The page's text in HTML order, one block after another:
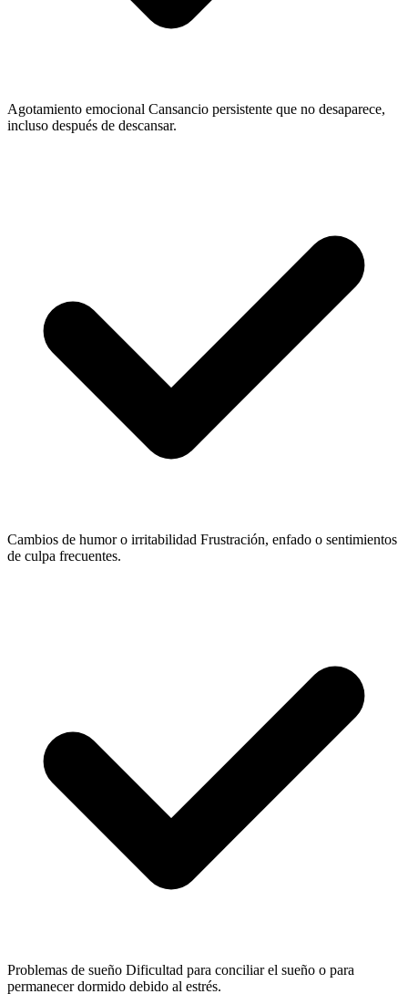
Agotamiento emocional Cansancio persistente que no desaparece,
incluso después de descansar.
Cambios de humor o irritabilidad Frustración, enfado o sentimientos
de culpa frecuentes.
Problemas de sueño Dificultad para conciliar el sueño o para
permanecer dormido debido al estrés.